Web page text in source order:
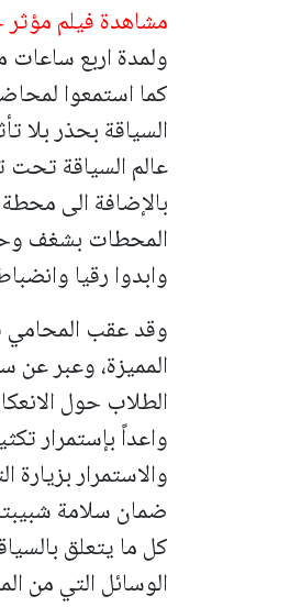
مشاهدة فيلم
ولمدة اربع
كما استمعوا
السياقة بحذر بلا
عالم السياقة تحت
بالإضافة الى
المحطات بشغف
وابدوا رقيا
وقد عقب المحامي
المميزة، وعبر عن
الطلاب حول
واعداً بإستمرار
والاستمرار بزيارة
ضمان سلامة
كل ما يتعلق
الوسائل التي من